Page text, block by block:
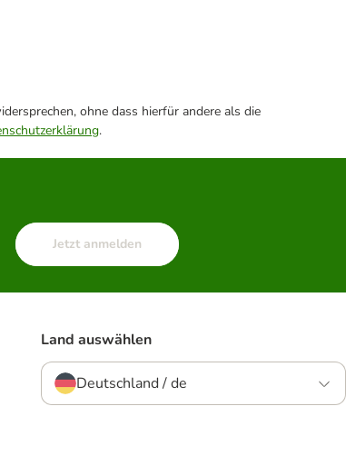
ohne dass hierfür andere als die
.
Jetzt anmelden
Land auswählen
Deutschland / de